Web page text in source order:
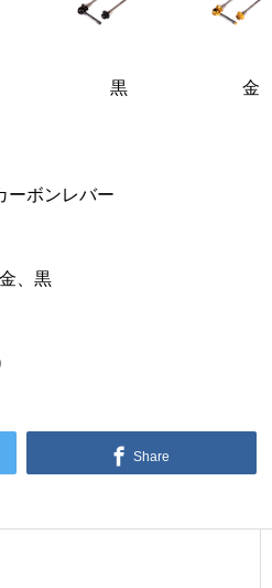
黒 金
ーボンレバー
、黒
Share